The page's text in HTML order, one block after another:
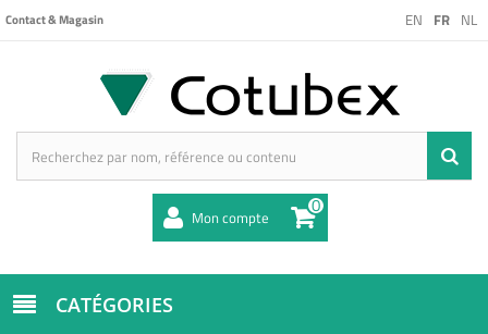
EN FR NL
Contact & Magasin
Mon compte 0
CATÉGORIES